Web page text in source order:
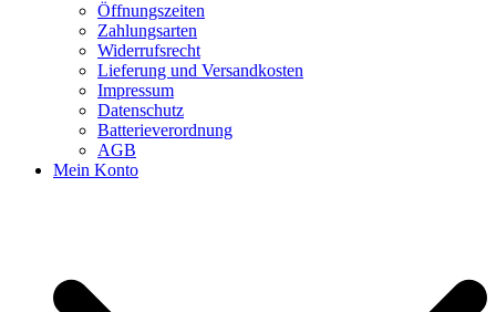
Öffnungszeiten
Zahlungsarten
Widerrufsrecht
Lieferung und Versandkosten
Impressum
Datenschutz
Batterieverordnung
AGB
Mein Konto